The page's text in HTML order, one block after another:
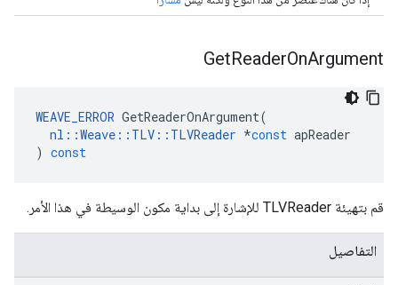
GetReaderOnArgument
WEAVE_ERROR GetReaderOnArgument(
nl ::Weave :: TLV :: TLVReader *const apReader
) const
قم بتهيئة TLVReader للإشارة إلى بداية مكون الوسيطة في هذا الأمر.
التفاصيل